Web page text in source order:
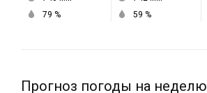
79 %
59 %
Прогноз погоды на неделю